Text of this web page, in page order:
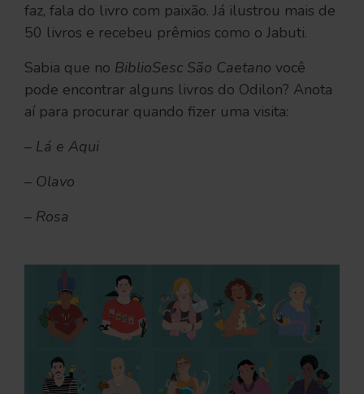
faz, fala do livro com paixão. Já ilustrou mais de
50 livros e recebeu prêmios como o Jabuti.
Sabia que no BiblioSesc São Caetano você
pode encontrar alguns livros do Odilon? Anota
aí para procurar quando fizer uma visita:
– Lá e Aqui
– Olavo
– Rosa